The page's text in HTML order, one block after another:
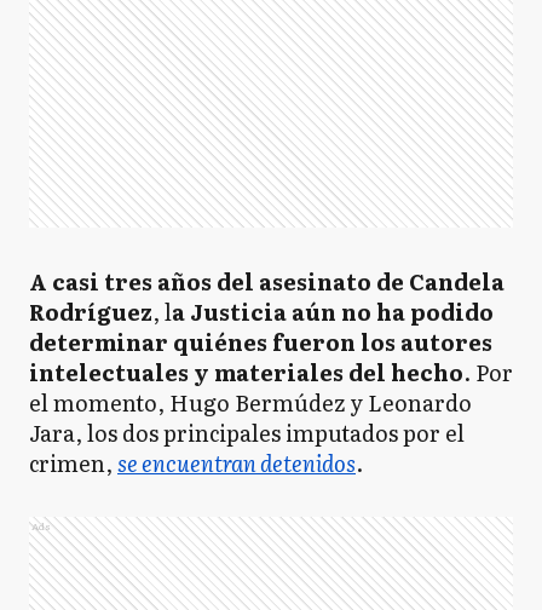
A casi tres años del asesinato de Candela
Rodríguez, la Justicia aún no ha podido
determinar quiénes fueron los autores
intelectuales y materiales del hecho. Por
el momento, Hugo Bermúdez y Leonardo
Jara, los dos principales imputados por el
crimen,se encuentran detenidos.
Ads